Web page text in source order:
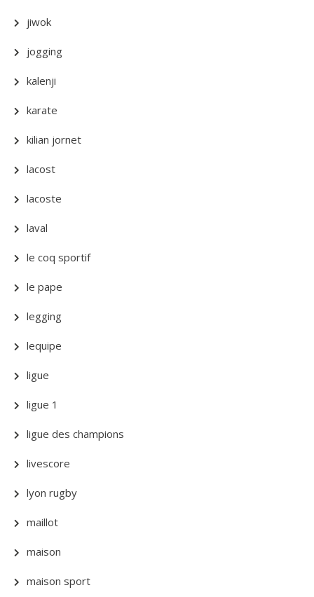
jiwok
jogging
kalenji
karate
kilian jornet
lacost
lacoste
laval
le coq sportif
le pape
legging
lequipe
ligue
ligue 1
ligue des champions
livescore
lyon rugby
maillot
maison
maison sport